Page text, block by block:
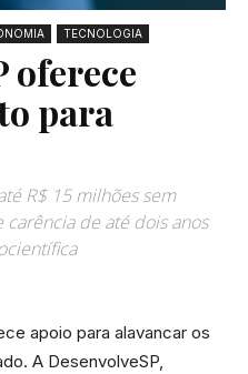
TECNOLOGIA
oferece
para
R$ 15 milhões sem
de até dois anos
apoio para alavancar os
A DesenvolveSP,